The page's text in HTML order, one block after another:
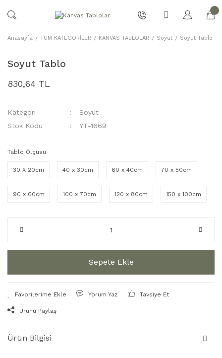
Anasayfa TÜM KATEGORİLER KANVAS TABLOLAR Soyut Soyut Tablo
Soyut Tablo
830,64 TL
Kategori
Soyut
Stok Kodu
YT-1669
Tablo Ölçüsü
30 X 20cm 40 x 30cm 60 x 40cm 70 x 50cm
90 x 60cm 100 x 70cm 120 x 80cm 150 x 100cm
Sepete Ekle
Yorum Yaz Tavsiye Et
Ürünü Paylaş
Ürün Bilgisi